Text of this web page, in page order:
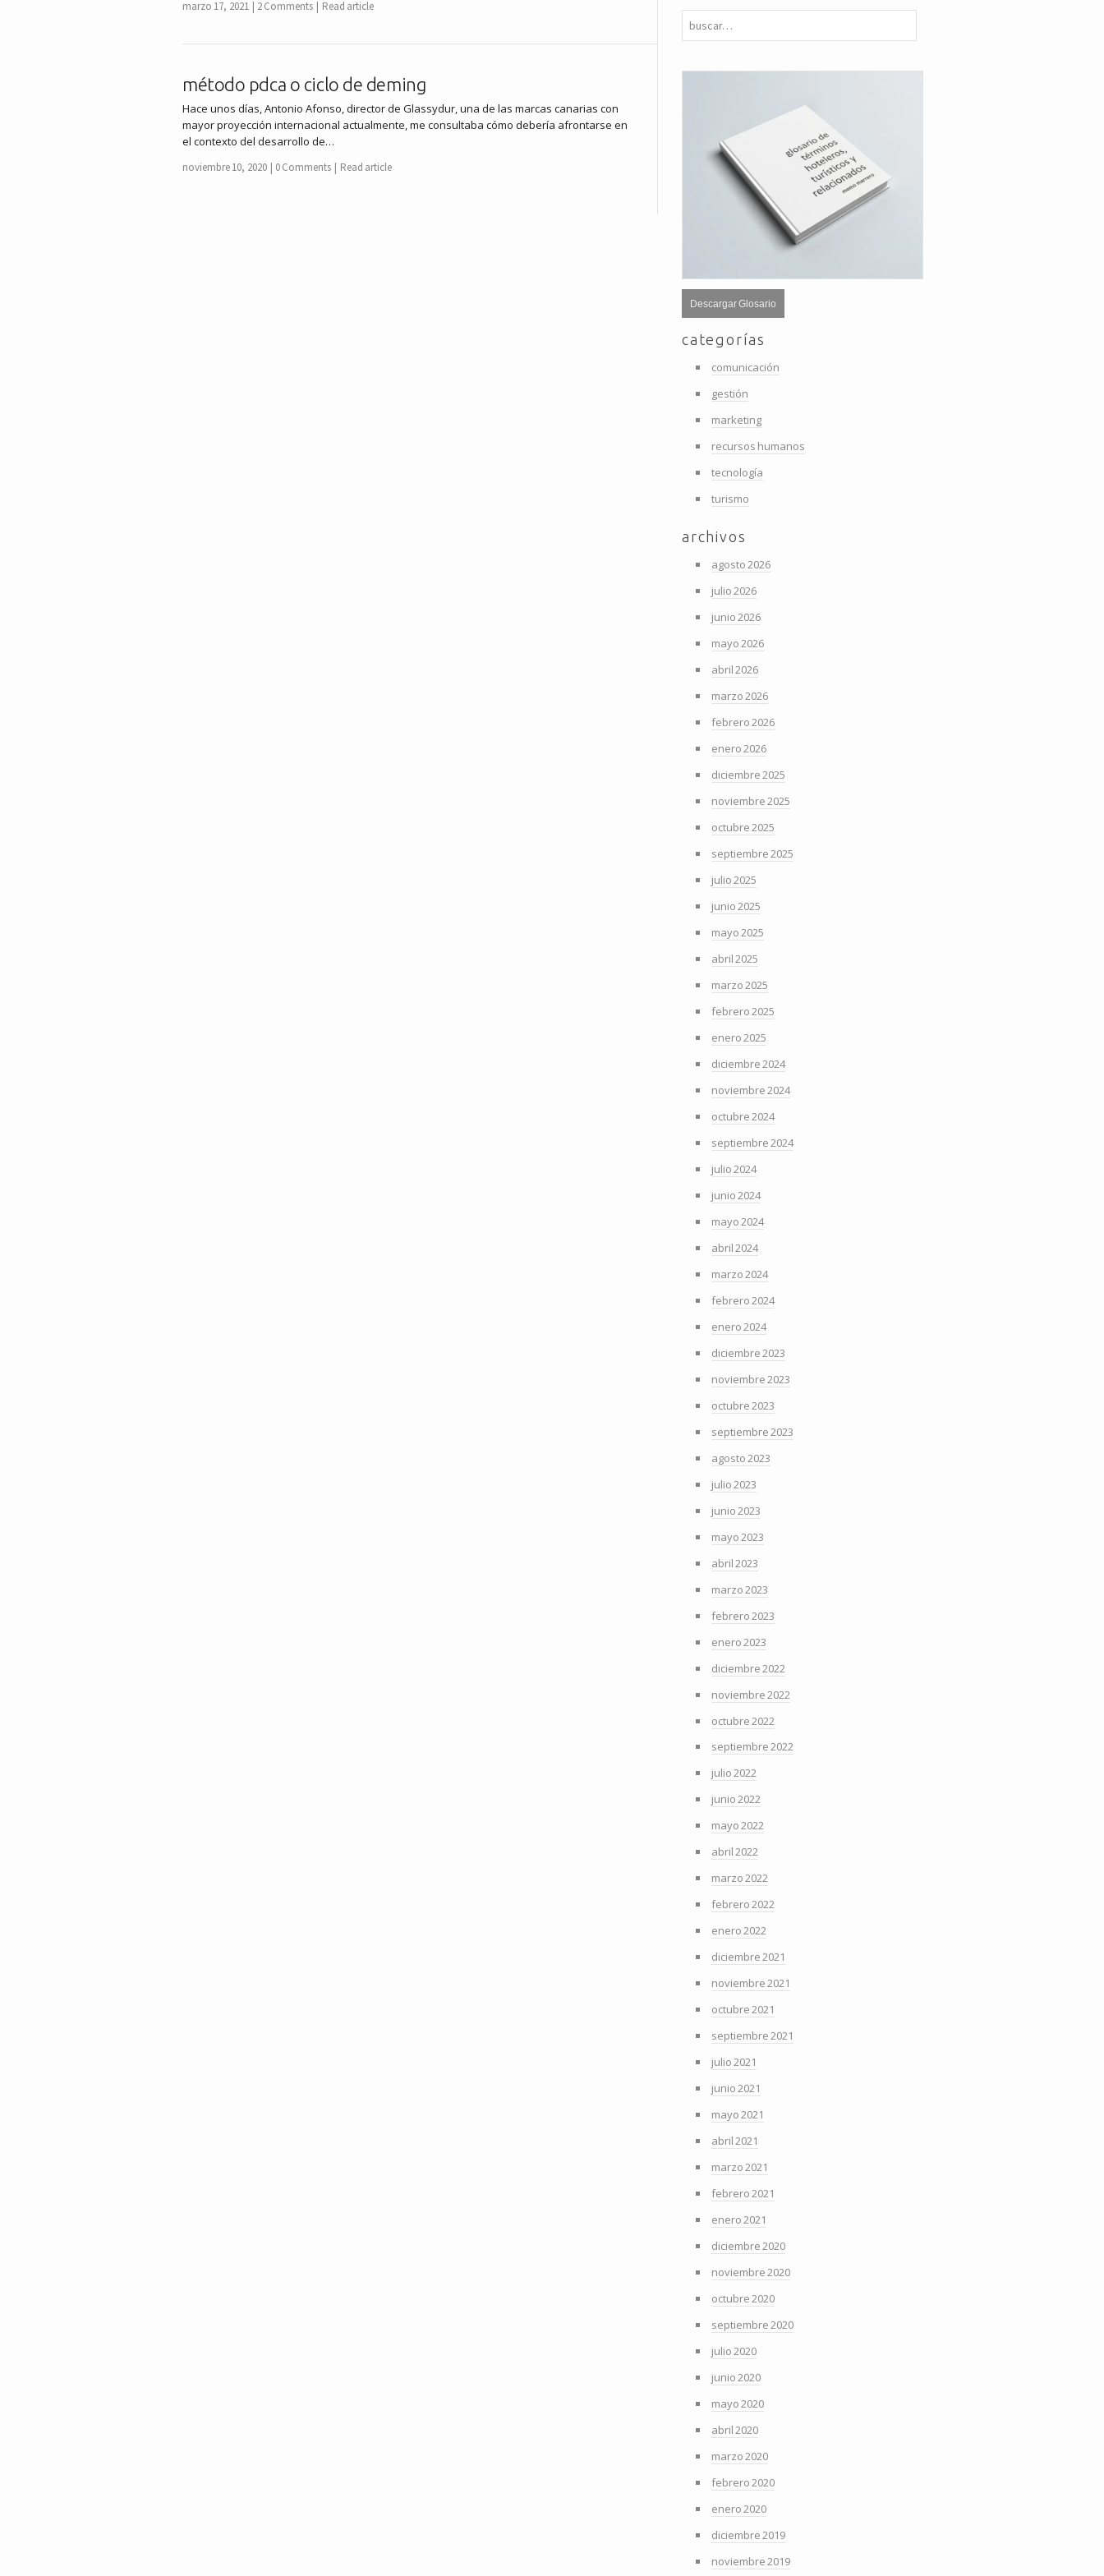
marzo 17, 2021 2 Comments Read article
método pdca o ciclo de deming
Hace unos días, Antonio Afonso, director de Glassydur, una de las marcas canarias con
mayor proyección internacional actualmente, me consultaba cómo debería afrontarse en
el contexto del desarrollo de…
noviembre 10, 2020 0 Comments Read article
Descargar Glosario
categorías
comunicación
gestión
marketing
recursos humanos
tecnología
turismo
archivos
agosto 2026
julio 2026
junio 2026
mayo 2026
abril 2026
marzo 2026
febrero 2026
enero 2026
diciembre 2025
noviembre 2025
octubre 2025
septiembre 2025
julio 2025
junio 2025
mayo 2025
abril 2025
marzo 2025
febrero 2025
enero 2025
diciembre 2024
noviembre 2024
octubre 2024
septiembre 2024
julio 2024
junio 2024
mayo 2024
abril 2024
marzo 2024
febrero 2024
enero 2024
diciembre 2023
noviembre 2023
octubre 2023
septiembre 2023
agosto 2023
julio 2023
junio 2023
mayo 2023
abril 2023
marzo 2023
febrero 2023
enero 2023
diciembre 2022
noviembre 2022
octubre 2022
septiembre 2022
julio 2022
junio 2022
mayo 2022
abril 2022
marzo 2022
febrero 2022
enero 2022
diciembre 2021
noviembre 2021
octubre 2021
septiembre 2021
julio 2021
junio 2021
mayo 2021
abril 2021
marzo 2021
febrero 2021
enero 2021
diciembre 2020
noviembre 2020
octubre 2020
septiembre 2020
julio 2020
junio 2020
mayo 2020
abril 2020
marzo 2020
febrero 2020
enero 2020
diciembre 2019
noviembre 2019